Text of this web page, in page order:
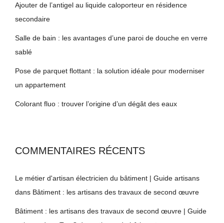
Ajouter de l’antigel au liquide caloporteur en résidence
secondaire
Salle de bain : les avantages d’une paroi de douche en verre
sablé
Pose de parquet flottant : la solution idéale pour moderniser
un appartement
Colorant fluo : trouver l’origine d’un dégât des eaux
COMMENTAIRES RÉCENTS
Le métier d'artisan électricien du bâtiment | Guide artisans
dans Bâtiment : les artisans des travaux de second œuvre
Bâtiment : les artisans des travaux de second œuvre | Guide